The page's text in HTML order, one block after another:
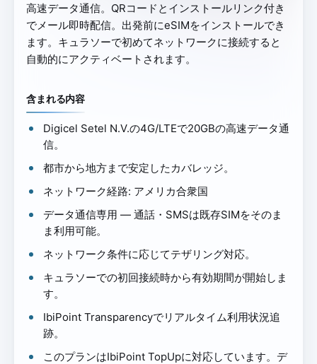
高速データ通信。QRコードとインストールリンク付き
でメール即時配信。出発前にeSIMをインストールでき
ます。キュラソーで初めてネットワークに接続すると
自動的にアクティベートされます。
含まれる内容
Digicel Setel N.V.の4G/LTEで20GBの高速データ通
信。
都市から地方まで安定したカバレッジ。
ネットワーク経路: アメリカ合衆国
データ通信専用 — 通話・SMSは既存SIMをそのま
ま利用可能。
ネットワーク条件に応じてテザリング対応。
キュラソーでの初回接続時から有効期間が開始しま
す。
IbiPoint Transparencyでリアルタイム利用状況追
跡。
このプランはIbiPoint TopUpに対応しています。デ